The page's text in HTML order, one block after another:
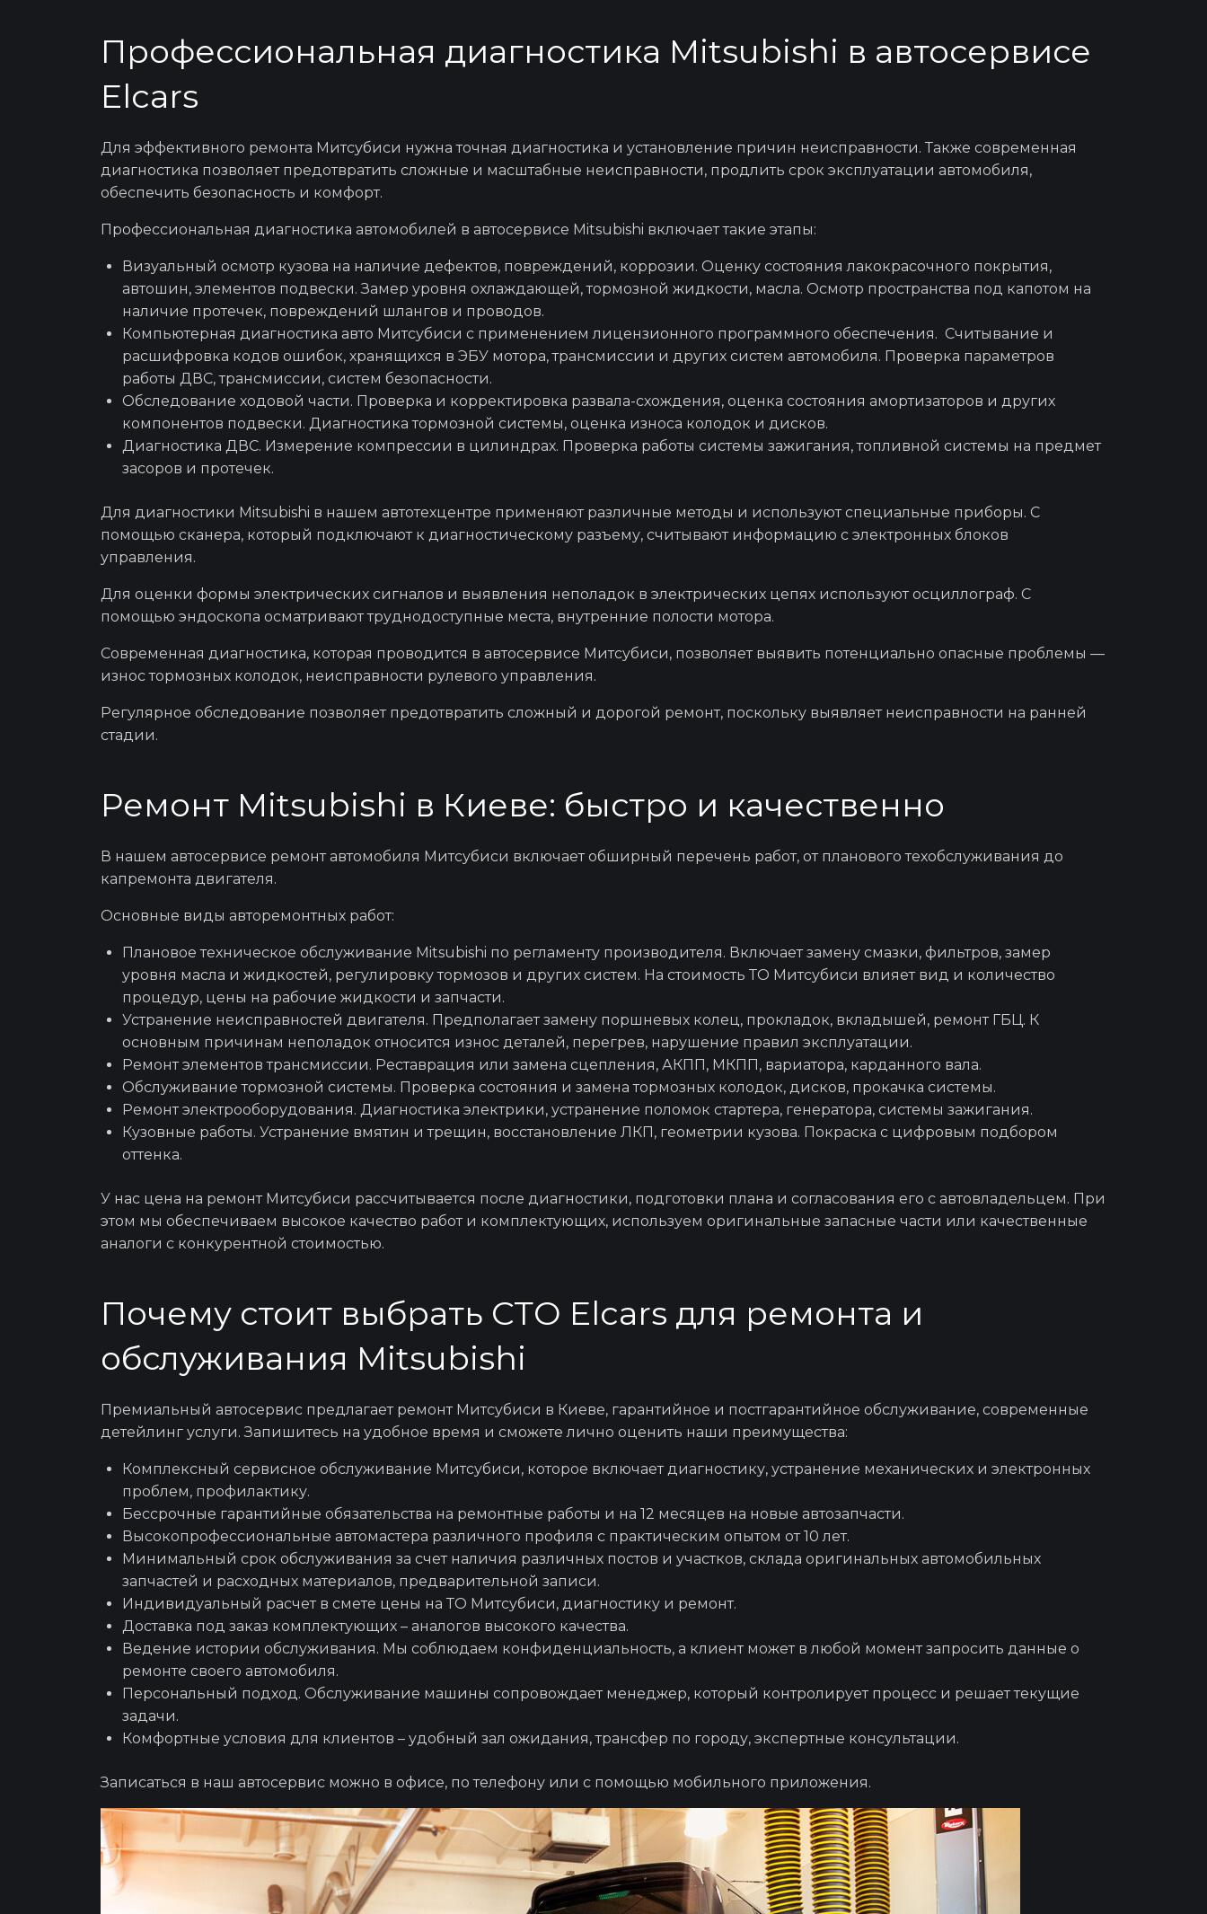
Проточка тормозных дисков
Регулировка развал-схождения
рейки
Ремонт стартеров
Ремонт ходовой
Ремонт турбин
Замена ГРМ
Замена топливного фильтра
Замена воздушного фильтра
Замена тормозной жидкости
Чистка форсунок
Замена сцепления DSG 7
Регулировка клапанов
Замена масла в редукторе
Замена антифриза
Замена тормозного шланга
Профессиональная диагностика Mitsubishi в автосервисе
Elcars
Для эффективного ремонта Митсубиси нужна точная диагностика и установление причин неисправности. Также современная
диагностика позволяет предотвратить сложные и масштабные неисправности, продлить срок эксплуатации автомобиля,
обеспечить безопасность и комфорт.
Профессиональная диагностика автомобилей в автосервисе Mitsubishi включает такие этапы:
Визуальный осмотр кузова на наличие дефектов, повреждений, коррозии. Оценку состояния лакокрасочного покрытия,
автошин, элементов подвески. Замер уровня охлаждающей, тормозной жидкости, масла. Осмотр пространства под капотом на
наличие протечек, повреждений шлангов и проводов.
Компьютерная диагностика авто Митсубиси с применением лицензионного программного обеспечения. Считывание и
расшифровка кодов ошибок, хранящихся в ЭБУ мотора, трансмиссии и других систем автомобиля. Проверка параметров
работы ДВС, трансмиссии, систем безопасности.
Обследование ходовой части. Проверка и корректировка развала-схождения, оценка состояния амортизаторов и других
компонентов подвески. Диагностика тормозной системы, оценка износа колодок и дисков.
Диагностика ДВС. Измерение компрессии в цилиндрах. Проверка работы системы зажигания, топливной системы на предмет
засоров и протечек.
Для диагностики Mitsubishi в нашем автотехцентре применяют различные методы и используют специальные приборы. С
помощью сканера, который подключают к диагностическому разъему, считывают информацию с электронных блоков
управления.
Для оценки формы электрических сигналов и выявления неполадок в электрических цепях используют осциллограф. С
помощью эндоскопа осматривают труднодоступные места, внутренние полости мотора.
Современная диагностика, которая проводится в автосервисе Митсубиси, позволяет выявить потенциально опасные проблемы —
износ тормозных колодок, неисправности рулевого управления.
Регулярное обследование позволяет предотвратить сложный и дорогой ремонт, поскольку выявляет неисправности на ранней
стадии.
Ремонт Mitsubishi в Киеве: быстро и качественно
В нашем автосервисе ремонт автомобиля Митсубиси включает обширный перечень работ, от планового техобслуживания до
капремонта двигателя.
Основные виды авторемонтных работ:
Плановоетехническое обслуживание Mitsubishi по регламенту производителя. Включает замену смазки, фильтров, замер
уровня масла и жидкостей, регулировку тормозов и других систем. На стоимость ТО Митсубиси влияет вид и количество
процедур, цены на рабочие жидкости и запчасти.
Устранение неисправностей двигателя. Предполагает замену поршневых колец, прокладок, вкладышей, ремонт ГБЦ. К
основным причинам неполадок относится износ деталей, перегрев, нарушение правил эксплуатации.
Ремонт элементов трансмиссии. Реставрация или замена сцепления, АКПП, МКПП, вариатора, карданного вала.
Обслуживание тормозной системы. Проверка состояния и замена тормозных колодок, дисков, прокачка системы.
Ремонт электрооборудования. Диагностика электрики, устранение поломок стартера, генератора, системы зажигания.
Кузовные работы. Устранение вмятин и трещин, восстановление ЛКП, геометрии кузова. Покраска с цифровым подбором
оттенка.
У нас цена на ремонт Митсубиси рассчитывается после диагностики, подготовки плана и согласования его с автовладельцем. При
этом мы обеспечиваем высокое качество работ и комплектующих, используем оригинальные запасные части или качественные
аналоги с конкурентной стоимостью.
Почему стоит выбрать СТО Elcars для ремонта и
обслуживания Mitsubishi
Премиальный автосервис предлагает ремонт Митсубиси в Киеве, гарантийное и постгарантийное обслуживание, современные
детейлинг услуги.Запишитесь на удобное время и сможете лично оценить наши преимущества:
Комплексный сервисное обслуживание Митсубиси, которое включает диагностику, устранение механических и электронных
проблем, профилактику.
Бессрочные гарантийные обязательства на ремонтные работы и на 12 месяцев на новые автозапчасти.
Высокопрофессиональные автомастера различного профиля с практическим опытом от 10 лет.
Минимальный срок обслуживания за счет наличия различных постов и участков, склада оригинальных автомобильных
запчастей и расходных материалов, предварительной записи.
Индивидуальный расчет в смете цены на ТО Митсубиси, диагностику и ремонт.
Доставка под заказ комплектующих – аналогов высокого качества.
Ведение истории обслуживания. Мы соблюдаем конфиденциальность, а клиент может в любой момент запросить данные о
ремонте своего автомобиля.
Персональный подход. Обслуживание машины сопровождает менеджер, который контролирует процесс и решает текущие
задачи.
Комфортные условия для клиентов – удобный зал ожидания, трансфер по городу, экспертные консультации.
Записаться в наш автосервис можно в офисе, по телефону или с помощью мобильного приложения.